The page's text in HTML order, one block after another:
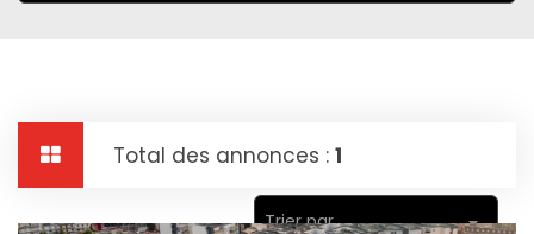
Total des annonces : 1
Trier par